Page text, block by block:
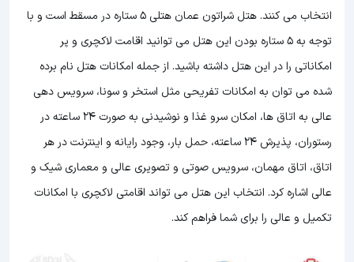
انتخاب می کنند. هتل شراتون عمان هتلی 5 ستاره در مسقط است و با
توجه به 5 ستاره بودن این هتل
می توانید اقامت لاکچری و پر
امکاناتی را در این هتل داشته باشید. از جمله امکانات هتل نام برده
شده می توان به امکانات تفریحی مثل استخر و سونا، سرویس دهی
عالی به اتاق ها، امکان سرو غذا و نوشیدنی به صورت 24 ساعته در
رستوران، پذیرش 24 ساعته، حمل بار، وجود رایانه و اینترنت در هر
اتاق، اتاق مهمان، سرویس صوتی و تصویری عالی و معماری شیک و
عالی اشاره کرد. انتخاب این هتل می تواند اقامتی لاکچری با امکانات
تکمیل و عالی را برای شما فراهم کند.